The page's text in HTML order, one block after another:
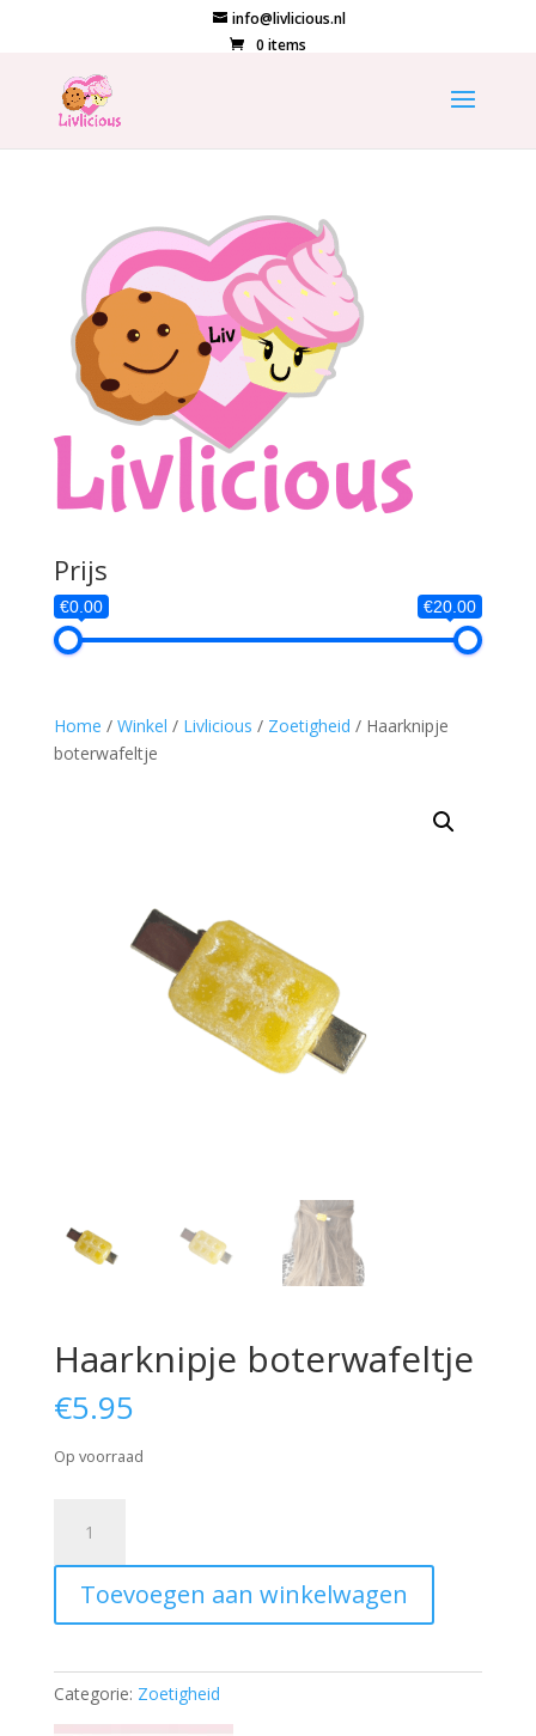
info@livlicious.nl
0 items
Home / Winkel / Livlicious / Zoetigheid / Haarknipje
boterwafeltje
Haarknipje boterwafeltje
€5.95
Op voorraad
boterwafeltje
aantal
Toevoegen aan winkelwagen
Categorie: Zoetigheid
Prijs
€0.00 €20.00